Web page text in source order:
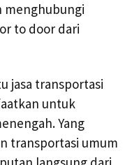
menghubungi
to door dari
jasa transportasi
untuk
Yang
transportasi umum